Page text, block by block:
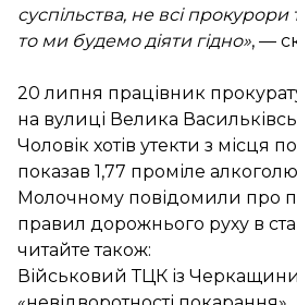
суспільства, не всі
то ми будемо діяти гідно», —
20 липня працівник
на вулиці Велика
Чоловік хотів утекти з місця
показав 1,77 проміле
Молочному повідомили про
правил дорожнього руху в
читайте також:
Військовий ТЦК із Черкащини